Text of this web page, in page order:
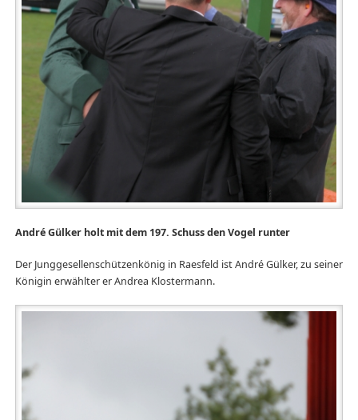
André Gülker holt mit dem 197. Schuss den Vogel runter
Der Junggesellenschützenkönig in Raesfeld ist André Gülker, zu seiner
Königin erwählter er Andrea Klostermann.